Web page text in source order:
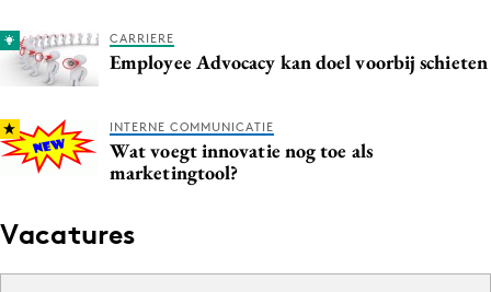
CARRIERE
Employee Advocacy kan doel voorbij schieten
INTERNE COMMUNICATIE
Wat voegt innovatie nog toe als
marketingtool?
Vacatures